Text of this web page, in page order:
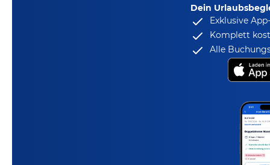
Dein
Exklusive
Komplett
Alle